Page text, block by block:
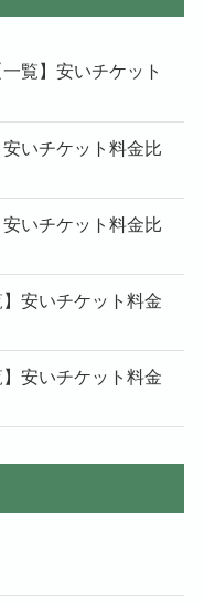
覧】安いチケット
いチケット料金比
いチケット料金比
安いチケット料金
安いチケット料金